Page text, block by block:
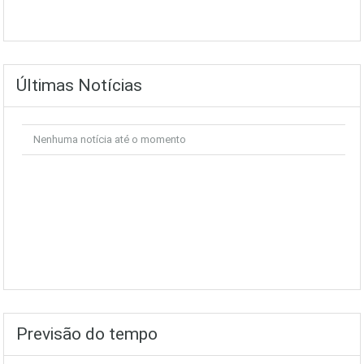
Últimas Notícias
Nenhuma notícia até o momento
Previsão do tempo